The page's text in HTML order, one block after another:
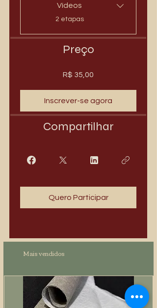
Vídeos
.
2 etapas
Preço
R$ 35,00
Inscrever-se agora
Compartilhar
Quero Participar
Mais vendidos